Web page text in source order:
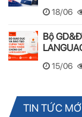
18/06
Bộ
15/06
TIN TỨC